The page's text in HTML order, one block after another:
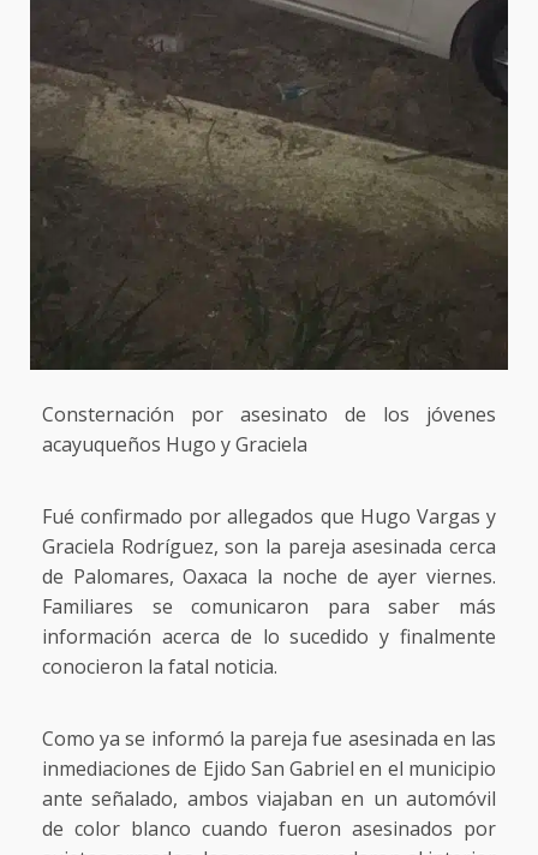
Consternación por asesinato de los jóvenes
acayuqueños Hugo y Graciela
Fué confirmado por allegados que Hugo Vargas y
Graciela Rodríguez, son la pareja asesinada cerca
de Palomares, Oaxaca la noche de ayer viernes.
Familiares se comunicaron para saber más
información acerca de lo sucedido y finalmente
conocieron la fatal noticia.
Como ya se informó la pareja fue asesinada en las
inmediaciones de Ejido San Gabriel en el municipio
ante señalado, ambos viajaban en un automóvil
de color blanco cuando fueron asesinados por